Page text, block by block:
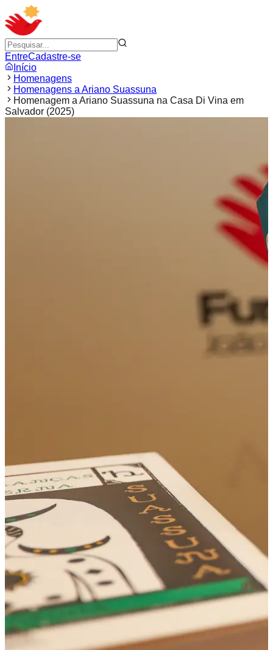
EntreCadastre-se
Início
Homenagens
Homenagens a Ariano Suassuna
Homenagem a Ariano Suassuna na Casa Di Vina em
Salvador (2025)